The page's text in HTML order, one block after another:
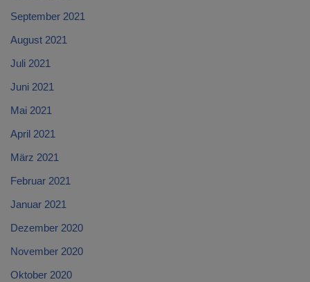
September 2021
August 2021
Juli 2021
Juni 2021
Mai 2021
April 2021
März 2021
Februar 2021
Januar 2021
Dezember 2020
November 2020
Oktober 2020